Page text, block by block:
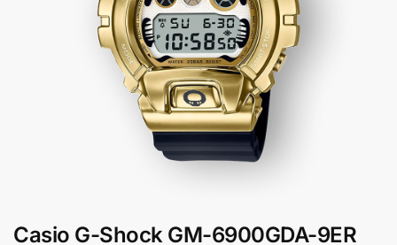
Casio G-Shock GM-6900GDA-9ER